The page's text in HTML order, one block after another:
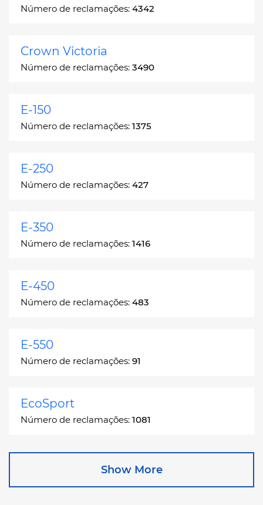
Número de reclamações: 4342
Crown Victoria
Número de reclamações: 3490
E-150
Número de reclamações: 1375
E-250
Número de reclamações: 427
E-350
Número de reclamações: 1416
E-450
Número de reclamações: 483
E-550
Número de reclamações: 91
EcoSport
Número de reclamações: 1081
Show More